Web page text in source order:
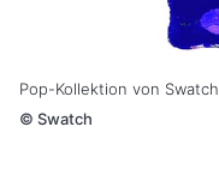
Pop-Kollektion von Swatch
© Swatch